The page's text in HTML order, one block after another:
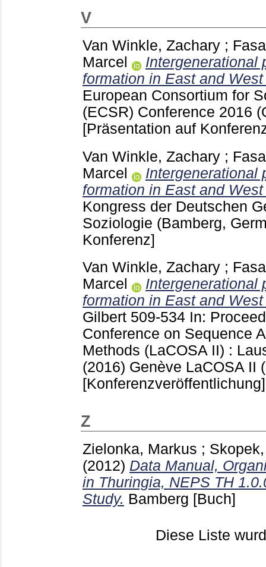
V
Van Winkle, Zachary ;
Marcel
Intergenerational
formation in East and
European Consortium for
(ECSR) Conference 2016
[Präsentation auf
Van Winkle, Zachary ;
Marcel
Intergenerational
formation in East and
Kongress der Deutschen
Soziologie (Bamberg,
Konferenz]
Van Winkle, Zachary ;
Marcel
Intergenerational
formation in East and
Gilbert 509-534 In:
Conference on Sequence
Methods (LaCOSA II) :
(2016) Genève LaCOSA II
[Konferenzveröffentlichung]
Z
Zielonka, Markus ;
(2012) Data Manual,
in Thuringia, NEPS TH
Study. Bamberg [Buch]
Diese Liste